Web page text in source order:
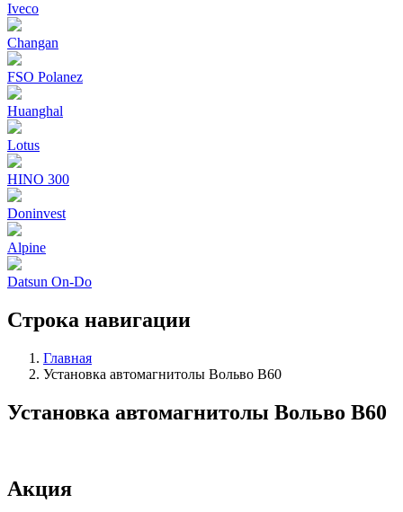
Iveco
Changan
FSO Polanez
Huanghal
Lotus
HINO 300
Doninvest
Alpine
Datsun On-Do
Строка навигации
Главная
Установка автомагнитолы Вольво В60
Установка автомагнитолы Вольво В60
Акция